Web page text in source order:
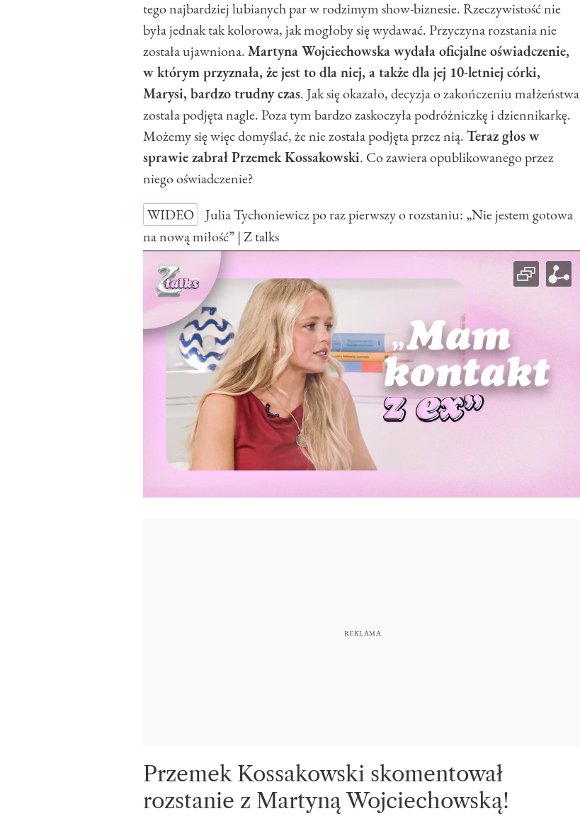
tego najbardziej lubianych par w rodzimym show-biznesie. Rzeczywistość nie
była jednak tak kolorowa, jak mogłoby się wydawać. Przyczyna rozstania nie
została ujawniona.Martyna Wojciechowska wydała oficjalne oświadczenie,
w którym przyznała, że jest to dla niej, a także dla jej 10-letniej córki,
Marysi, bardzo trudny czas. Jak się okazało, decyzja o zakończeniu małżeństwa
została podjęta nagle. Poza tym bardzo zaskoczyła podróżniczkę i dziennikarkę.
Możemy się więc domyślać, że nie została podjęta przez nią.Teraz głos w
sprawie zabrał Przemek Kossakowski. Co zawiera opublikowanego przez
niego oświadczenie?
WIDEO
Julia Tychoniewicz po raz pierwszy o rozstaniu: „Nie jestem gotowa
na nową miłość” | Z talks
Przemek Kossakowski skomentował
rozstanie z Martyną Wojciechowską!